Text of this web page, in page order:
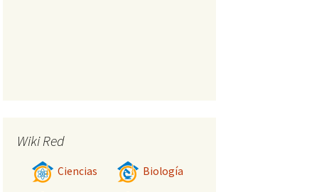
Wiki Red
Ciencias Biología